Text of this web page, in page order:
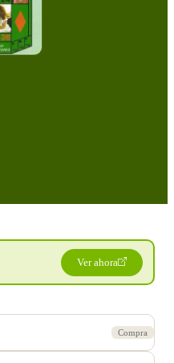
Ver ahora
Compra